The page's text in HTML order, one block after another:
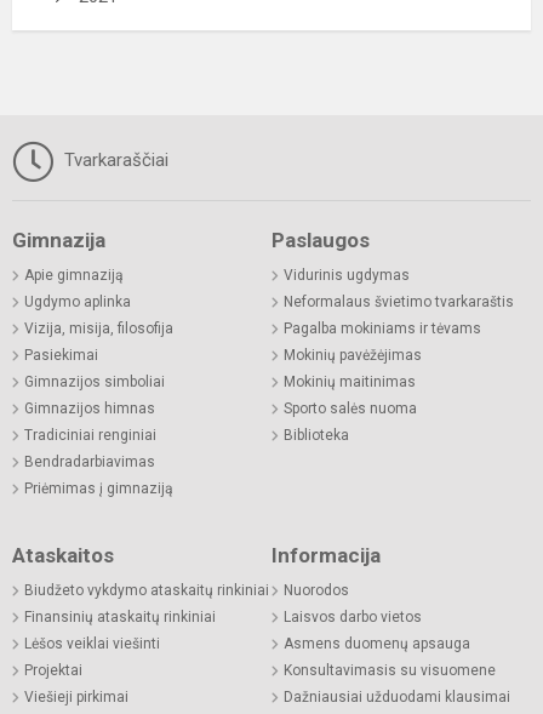
Tvarkaraščiai
Gimnazija
Apie gimnaziją
Ugdymo aplinka
Vizija, misija, filosofija
Pasiekimai
Gimnazijos simboliai
Gimnazijos himnas
Tradiciniai renginiai
Bendradarbiavimas
Priėmimas į gimnaziją
Paslaugos
Vidurinis ugdymas
Neformalaus švietimo tvarkaraštis
Pagalba mokiniams ir tėvams
Mokinių pavėžėjimas
Mokinių maitinimas
Sporto salės nuoma
Biblioteka
Ataskaitos
Biudžeto vykdymo ataskaitų rinkiniai
Finansinių ataskaitų rinkiniai
Lėšos veiklai viešinti
Projektai
Viešieji pirkimai
Informacija
Nuorodos
Laisvos darbo vietos
Asmens duomenų apsauga
Konsultavimasis su visuomene
Dažniausiai užduodami klausimai